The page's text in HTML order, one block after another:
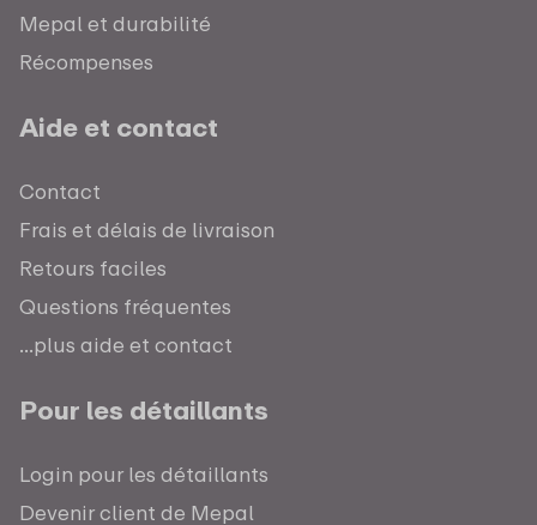
Mepal et durabilité
Récompenses
Aide et contact
Contact
Frais et délais de livraison
Retours faciles
Questions fréquentes
...plus aide et contact
Pour les détaillants
Login pour les détaillants
Devenir client de Mepal